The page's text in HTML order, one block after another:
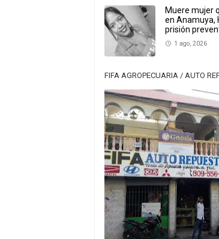
Muere mujer
en Anamuya,
prisión
1 ago, 2026
FIFA AGROPECUARIA / AUTO